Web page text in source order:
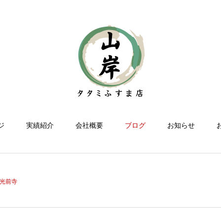
実績紹介 会社概要 ブログ お知らせ
光前寺